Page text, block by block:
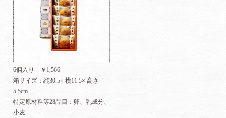
6個入り ￥1,566
箱サイズ：縦30.5× 横11.5× 高さ
5.5cm
特定原材料等28品目：卵、乳成分、
小麦